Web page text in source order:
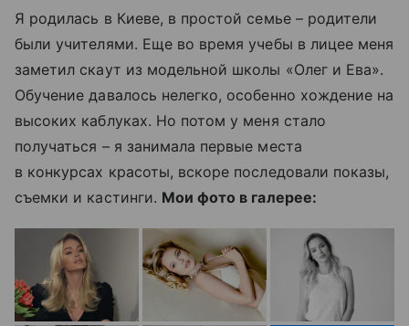
Я родилась в Киеве, в простой семье –родители
были учителями. Еще во время учебы в лицее меня
заметил скаут из модельной школы «Олег и Ева».
Обучение давалось нелегко, особенно хождение на
высоких каблуках. Но потом у меня стало
получаться – я занимала первые места
в конкурсах красоты, вскоре последовали показы,
съемки и кастинги. Мои фото в галерее: